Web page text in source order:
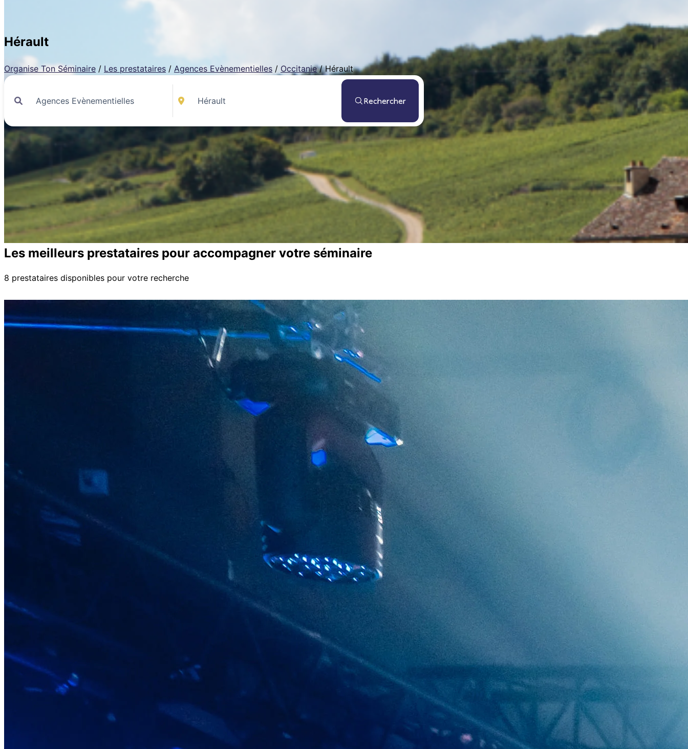
Hérault
Organise Ton Séminaire / Les prestataires / Agences Evènementielles / Occitanie / Hérault
Rechercher
Les meilleurs prestataires pour accompagner votre séminaire
8 prestataires disponibles pour votre recherche